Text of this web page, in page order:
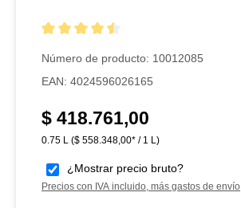
Número de producto: 10012085
EAN: 4024596026165
Precio normal:
$ 418.761,00
0.75 L ($ 558.348,00* / 1 L)
¿Mostrar precio bruto?
Precios con IVA incluido, más gastos de envío